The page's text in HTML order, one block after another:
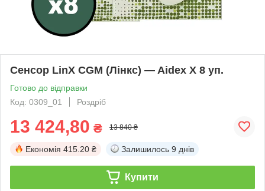
Сенсор LinX CGM (Лінкс) — Aidex X 8 уп.
Готово до відправки
Код: 0309_01
Роздріб
13 424,80 ₴ 13 840 ₴
Економія 415.20 ₴ Залишилось 9 днів
Купити